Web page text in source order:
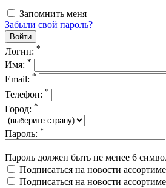
Запомнить меня
Забыли свой пароль?
Логин: *
Имя: *
Email: *
Телефон: *
Город: *
Пароль: *
Пароль должен быть не менее 6
Подписаться на новости
Подписаться на новости